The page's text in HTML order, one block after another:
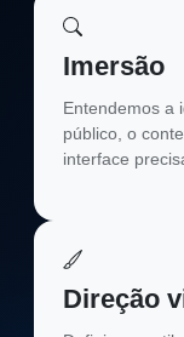
Imersão
Entendemos a
público, o
interface
Direção